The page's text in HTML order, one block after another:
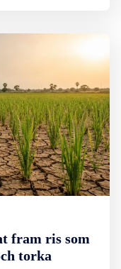
fram ris som
torka